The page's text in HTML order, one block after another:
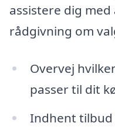
assistere dig
rådgivning om
Overvej
passer til dit
Indhent